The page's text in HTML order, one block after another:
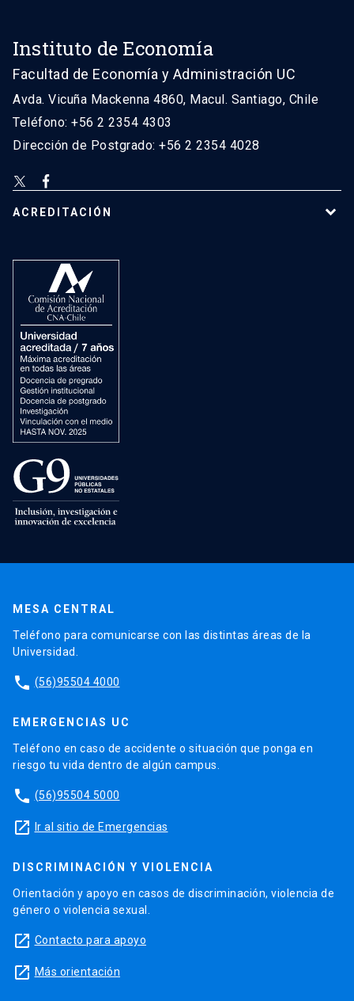
Instituto de Economía
Facultad de Economía y Administración UC
Avda. Vicuña Mackenna 4860, Macul. Santiago, Chile
Teléfono: +56 2 2354 4303
Dirección de Postgrado: +56 2 2354 4028
ACREDITACIÓN
MESA CENTRAL
Teléfono para comunicarse con las distintas áreas de la
Universidad.
phone (56)95504 4000
EMERGENCIAS UC
Teléfono en caso de accidente o situación que ponga en
riesgo tu vida dentro de algún campus.
phone (56)95504 5000
launch Ir al sitio de Emergencias
DISCRIMINACIÓN Y VIOLENCIA
Orientación y apoyo en casos de discriminación, violencia de
género o violencia sexual.
launch Contacto para apoyo
launch Más orientación